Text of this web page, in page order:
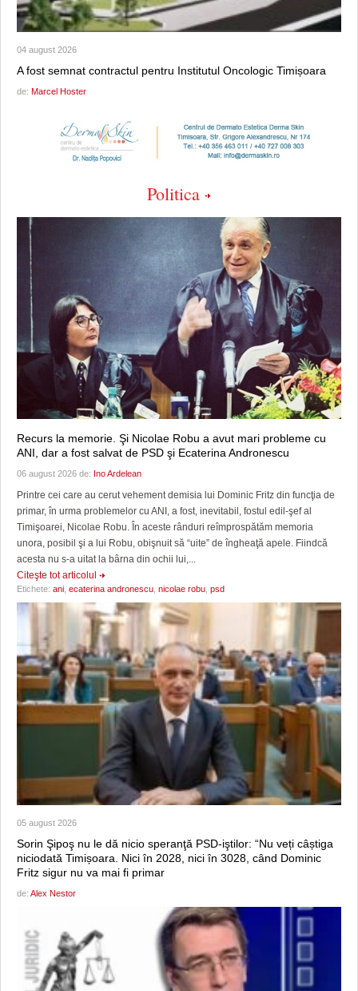
04 august 2026
A fost semnat contractul pentru Institutul Oncologic Timișoara
de: Marcel Hoster
Politica
Recurs la memorie. Şi Nicolae Robu a avut mari probleme cu
ANI, dar a fost salvat de PSD şi Ecaterina Andronescu
06 august 2026 de: Ino Ardelean
Printre cei care au cerut vehement demisia lui Dominic Fritz din funcţia de
primar, în urma problemelor cu ANI, a fost, inevitabil, fostul edil-şef al
Timişoarei, Nicolae Robu. În aceste rânduri reîmprospătăm memoria
unora, posibil şi a lui Robu, obişnuit să “uite” de îngheaţă apele. Fiindcă
acesta nu s-a uitat la bârna din ochii lui,...
Citeşte tot articolul
Etichete: ani ecaterina andronescu nicolae robu psd
05 august 2026
Sorin Şipoş nu le dă nicio speranţă PSD-iştilor: “Nu veți câștiga
niciodată Timișoara. Nici în 2028, nici în 3028, când Dominic
Fritz sigur nu va mai fi primar
de: Alex Nestor